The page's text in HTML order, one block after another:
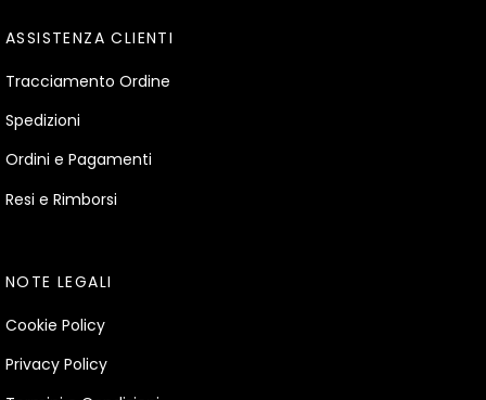
ASSISTENZA CLIENTI
Tracciamento Ordine
Spedizioni
Ordini e Pagamenti
Resi e Rimborsi
NOTE LEGALI
Cookie Policy
Privacy Policy